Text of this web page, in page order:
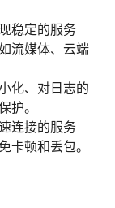
稳定的服务
流媒体、云端
化、对日志的
护。
连接的服务
卡顿和丢包。